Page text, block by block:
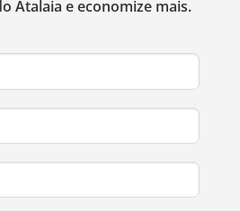
Atalaia e economize mais.